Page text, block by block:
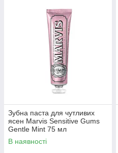
Зубна паста для чутливих
ясен Marvis Sensitive Gums
Gentle Mint 75 мл
(8004395112425)
В наявності